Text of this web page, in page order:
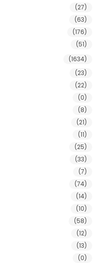
(27)
(63)
(176)
(51)
(1634)
(23)
(22)
(0)
(8)
(21)
(11)
(25)
(33)
(7)
(74)
(14)
(10)
(58)
(12)
(13)
(0)